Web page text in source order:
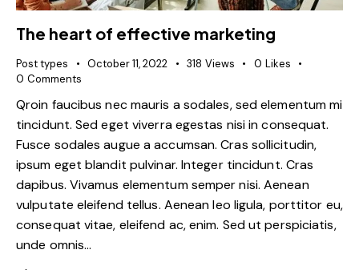
The heart of effective marketing
Post types October 11, 2022 318 Views 0 Likes
0 Comments
Qroin faucibus nec mauris a sodales, sed elementum mi
tincidunt. Sed eget viverra egestas nisi in consequat.
Fusce sodales augue a accumsan. Cras sollicitudin,
ipsum eget blandit pulvinar. Integer tincidunt. Cras
dapibus. Vivamus elementum semper nisi. Aenean
vulputate eleifend tellus. Aenean leo ligula, porttitor eu,
consequat vitae, eleifend ac, enim. Sed ut perspiciatis,
unde omnis…